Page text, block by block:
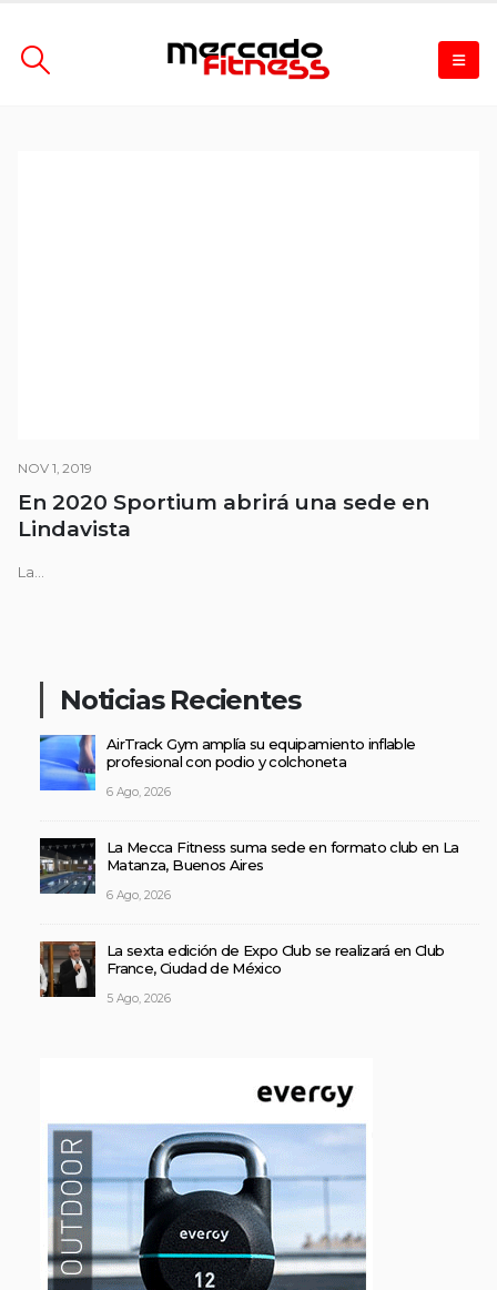
NOV 1, 2019
En 2020 Sportium abrirá una sede en
Lindavista
La...
Noticias Recientes
AirTrack Gym amplía su equipamiento inflable
profesional con podio y colchoneta
6 Ago, 2026
La Mecca Fitness suma sede en formato club en La
Matanza, Buenos Aires
6 Ago, 2026
La sexta edición de Expo Club se realizará en Club
France, Ciudad de México
5 Ago, 2026